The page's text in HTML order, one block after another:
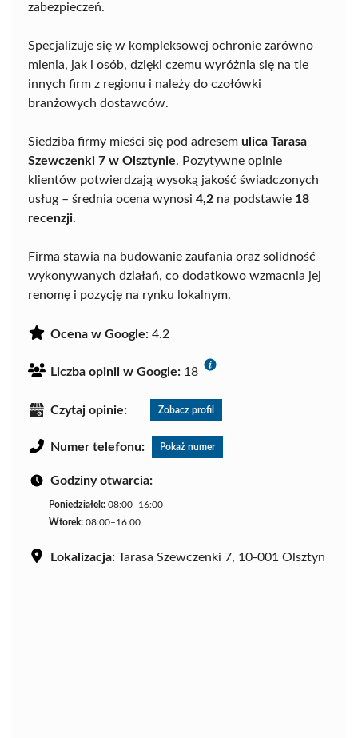
zabezpieczeń.
Specjalizuje się w kompleksowej ochronie zarówno
mienia, jak i osób, dzięki czemu wyróżnia się na tle
innych firm z regionu i należy do czołówki
branżowych dostawców.
Siedziba firmy mieści się pod adresem ulica Tarasa
Szewczenki 7 w Olsztynie. Pozytywne opinie
klientów potwierdzają wysoką jakość świadczonych
usług – średnia ocena wynosi 4,2 na podstawie 18
recenzji.
Firma stawia na budowanie zaufania oraz solidność
wykonywanych działań, co dodatkowo wzmacnia jej
renomę i pozycję na rynku lokalnym.
Ocena w Google: 4.2
Liczba opinii w Google: 18
Czytaj opinie: Zobacz profil
Numer telefonu: Pokaż numer
Godziny otwarcia:
Poniedziałek: 08:00–16:00
Wtorek: 08:00–16:00
Lokalizacja: Tarasa Szewczenki 7, 10-001 Olsztyn